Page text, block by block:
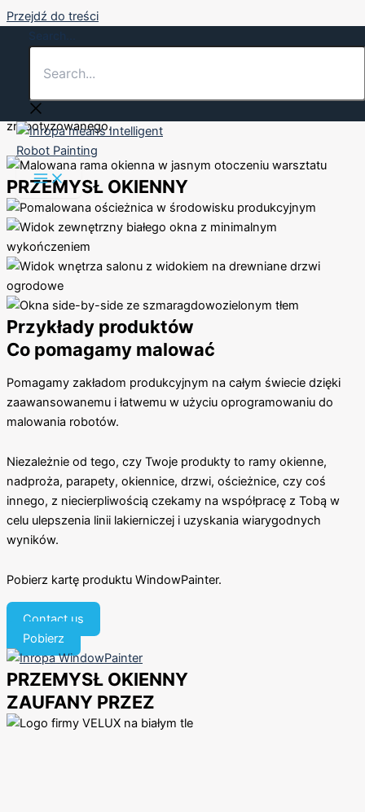
Przejdź do treści
inteligentne i niezawodne oprogramowanie do malowania
zrobotyzowanego.
PRZEMYSŁ OKIENNY
Przykłady produktów
Co pomagamy malować
Pomagamy zakładom produkcyjnym na całym świecie dzięki
zaawansowanemu i łatwemu w użyciu oprogramowaniu do
malowania robotów.
Niezależnie od tego, czy Twoje produkty to ramy okienne,
nadproża, parapety, okiennice, drzwi, ościeżnice, czy coś
innego, z niecierpliwością czekamy na współpracę z Tobą w
celu ulepszenia linii lakierniczej i uzyskania wiarygodnych
wyników.
Pobierz kartę produktu WindowPainter.
Contact us
Pobierz
PRZEMYSŁ OKIENNY
ZAUFANY PRZEZ